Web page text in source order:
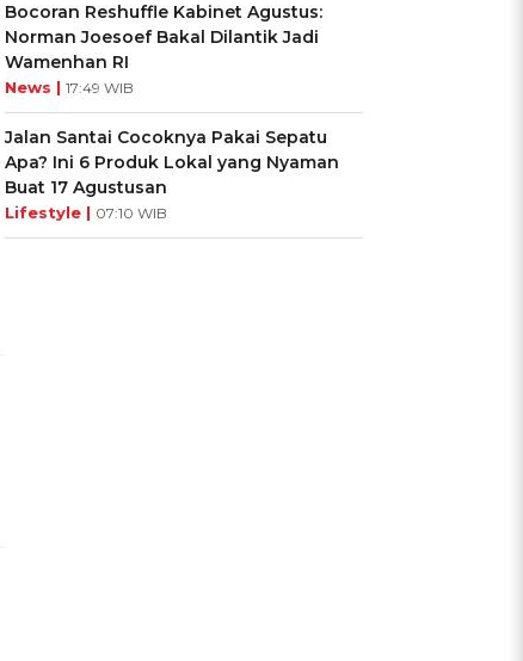
Bocoran Reshuffle Kabinet Agustus:
Norman Joesoef Bakal Dilantik Jadi
Wamenhan RI
News | 17:49 WIB
Jalan Santai Cocoknya Pakai Sepatu
Apa? Ini 6 Produk Lokal yang Nyaman
Buat 17 Agustusan
Lifestyle | 07:10 WIB